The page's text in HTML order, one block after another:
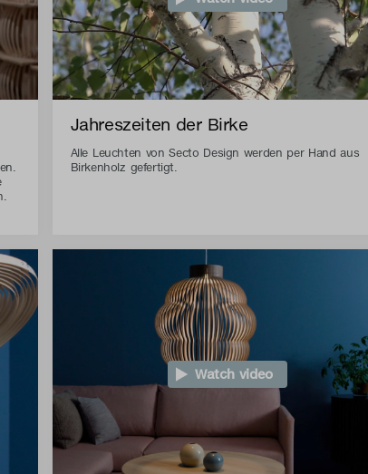
Jahreszeiten der Birke
Alle Leuchten von Secto Design werden per Hand aus
Birkenholz gefertigt.
Watch video